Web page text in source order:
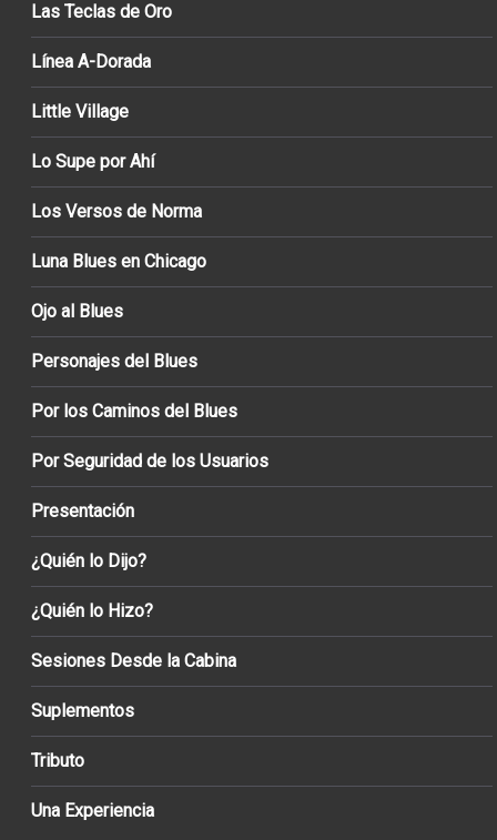
Las Teclas de Oro
Línea A-Dorada
Little Village
Lo Supe por Ahí
Los Versos de Norma
Luna Blues en Chicago
Ojo al Blues
Personajes del Blues
Por los Caminos del Blues
Por Seguridad de los Usuarios
Presentación
¿Quién lo Dijo?
¿Quién lo Hizo?
Sesiones Desde la Cabina
Suplementos
Tributo
Una Experiencia